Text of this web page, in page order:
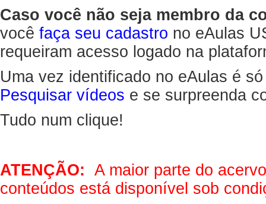
Caso você não seja membro da
você faça seu cadastro no eAulas
requeiram acesso logado na
Uma vez identificado no eAulas é
Pesquisar vídeos e se surpreenda
Tudo num clique!
ATENÇÃO: A maior parte do
conteúdos está disponível sob